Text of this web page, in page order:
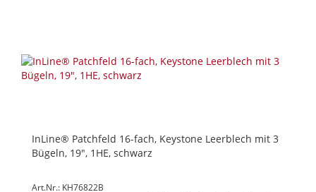
InLine® Patchfeld 16-fach, Keystone Leerblech mit 3
Bügeln, 19", 1HE, schwarz
Art.Nr.: KH76822B